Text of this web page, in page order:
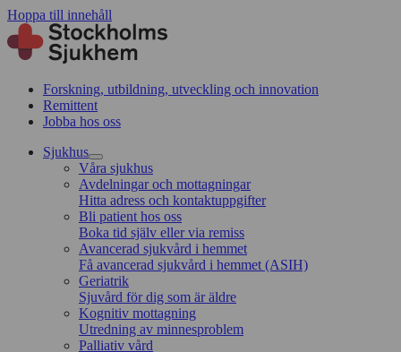
Hoppa till innehåll
Forskning, utbildning, utveckling och innovation
Remittent
Jobba hos oss
Sjukhus
Våra sjukhus
Avdelningar och mottagningar
Hitta adress och kontaktuppgifter
Bli patient hos oss
Boka tid själv eller via remiss
Avancerad sjukvård i hemmet
Få avancerad sjukvård i hemmet (ASIH)
Geriatrik
Sjuvård för dig som är äldre
Kognitiv mottagning
Utredning av minnesproblem
Palliativ vård